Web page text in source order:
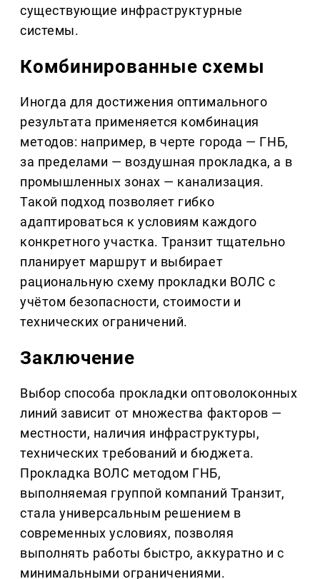
существующие инфраструктурные
системы.
Комбинированные схемы
Иногда для достижения оптимального
результата применяется комбинация
методов: например, в черте города — ГНБ,
за пределами — воздушная прокладка, а в
промышленных зонах — канализация.
Такой подход позволяет гибко
адаптироваться к условиям каждого
конкретного участка. Транзит тщательно
планирует маршрут и выбирает
рациональную схему прокладки ВОЛС с
учётом безопасности, стоимости и
технических ограничений.
Заключение
Выбор способа прокладки оптоволоконных
линий зависит от множества факторов —
местности, наличия инфраструктуры,
технических требований и бюджета.
Прокладка ВОЛС методом ГНБ,
выполняемая группой компаний Транзит,
стала универсальным решением в
современных условиях, позволяя
выполнять работы быстро, аккуратно и с
минимальными ограничениями.